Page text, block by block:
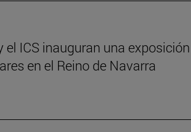
el ICS inauguran una exposición
en el Reino de Navarra